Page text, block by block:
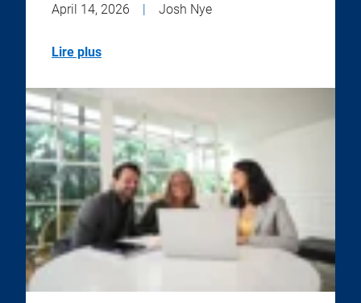
April 14, 2026 | Josh Nye
Lire plus